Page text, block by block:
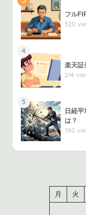
フル
320
4
楽天証
214
5
日経
は？
190
月
火